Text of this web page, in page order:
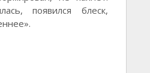
появился блеск,